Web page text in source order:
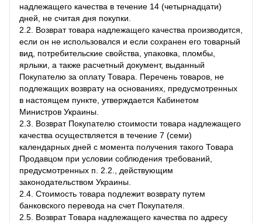
надлежащего качества в течение 14 (четырнадцати)
дней, не считая дня покупки.
2.2. Возврат товара надлежащего качества производится,
если он не использовался и если сохранен его товарный
вид, потребительские свойства, упаковка, пломбы,
ярлыки, а также расчетный документ, выданный
Покупателю за оплату Товара. Перечень товаров, не
подлежащих возврату на основаниях, предусмотренных
в настоящем пункте, утверждается Кабинетом
Министров Украины.
2.3. Возврат Покупателю стоимости товара надлежащего
качества осуществляется в течение 7 (семи)
календарных дней с момента получения такого Товара
Продавцом при условии соблюдения требований,
предусмотренных п. 2.2., действующим
законодательством Украины.
2.4. Стоимость товара подлежит возврату путем
банковского перевода на счет Покупателя.
2.5. Возврат Товара надлежащего качества по адресу